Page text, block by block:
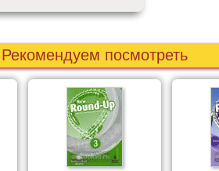
Рекомендуем посмотреть